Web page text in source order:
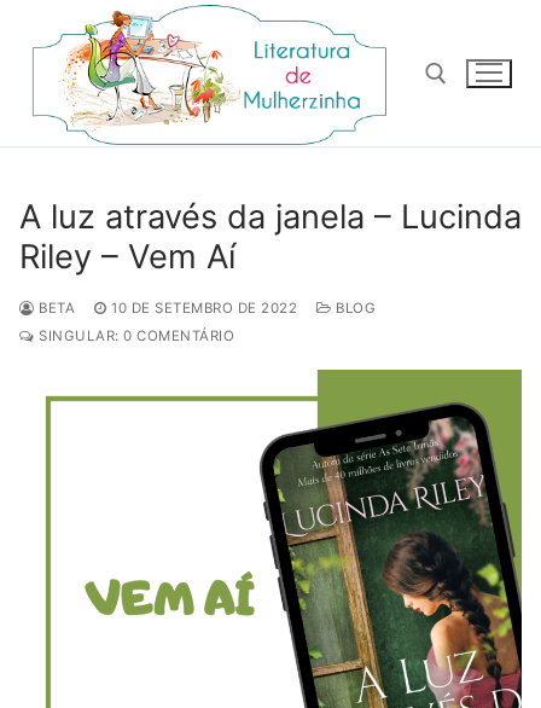
para
conteúdo
A luz através da janela – Lucinda
Riley – Vem Aí
BETA 10 DE SETEMBRO DE 2022
BLOG
SINGULAR: 0 COMENTÁRIO